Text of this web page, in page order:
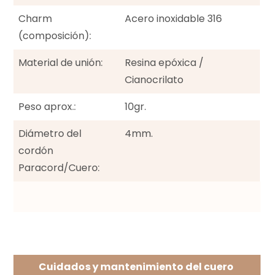
Charm
(composición):
Acero inoxidable 316
Material de unión:
Resina epóxica /
Cianocrilato
Peso aprox.:
10gr.
Diámetro del
cordón
Paracord/Cuero:
4mm.
Cuidados y mantenimiento del cuero